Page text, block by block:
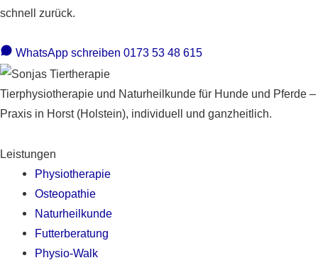
schnell zurück.
WhatsApp schreiben 0173 53 48 615
Tierphysiotherapie und Naturheilkunde für Hunde und Pferde –
Praxis in Horst (Holstein), individuell und ganzheitlich.
Leistungen
Physiotherapie
Osteopathie
Naturheilkunde
Futterberatung
Physio-Walk